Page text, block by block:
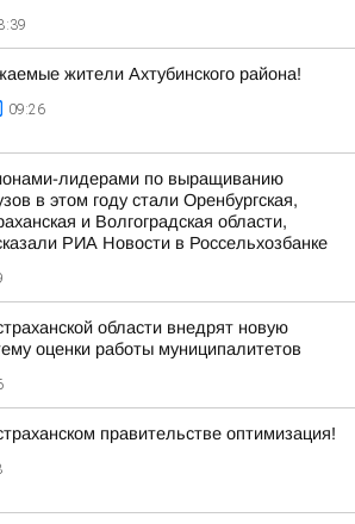
жители Ахтубинского района!
09:26
лидерами по выращиванию
в этом году стали Оренбургская,
и Волгоградская области,
РИА Новости в Россельхозбанке
области внедрят новую
оценки работы муниципалитетов
правительстве оптимизация!